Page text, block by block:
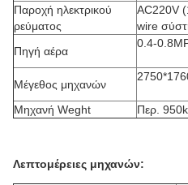
Παροχή ηλεκτρικού
ρεύματος
AC220V
wire
Πηγή αέρα
0.4-
Μέγεθος μηχανών
Μηχανή Weght Περ.
Λεπτομέρειες μηχανών: